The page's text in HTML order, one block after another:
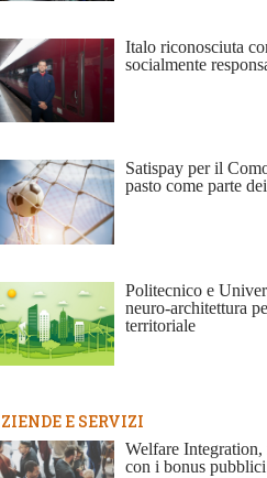
Italo riconosciuta
socialmente
Satispay per il
pasto come parte
Politecnico e
neuro-architettura
territoriale
E SERVIZI
Welfare
con i bonus pubblici